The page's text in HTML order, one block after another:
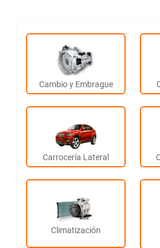
Cambio y Embrague
Carrocería Lateral
Climatización